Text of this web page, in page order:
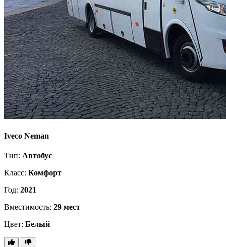
Iveco Neman
Тип: Автобус
Класс: Комфорт
Год: 2021
Вместимость: 29 мест
Цвет: Белый